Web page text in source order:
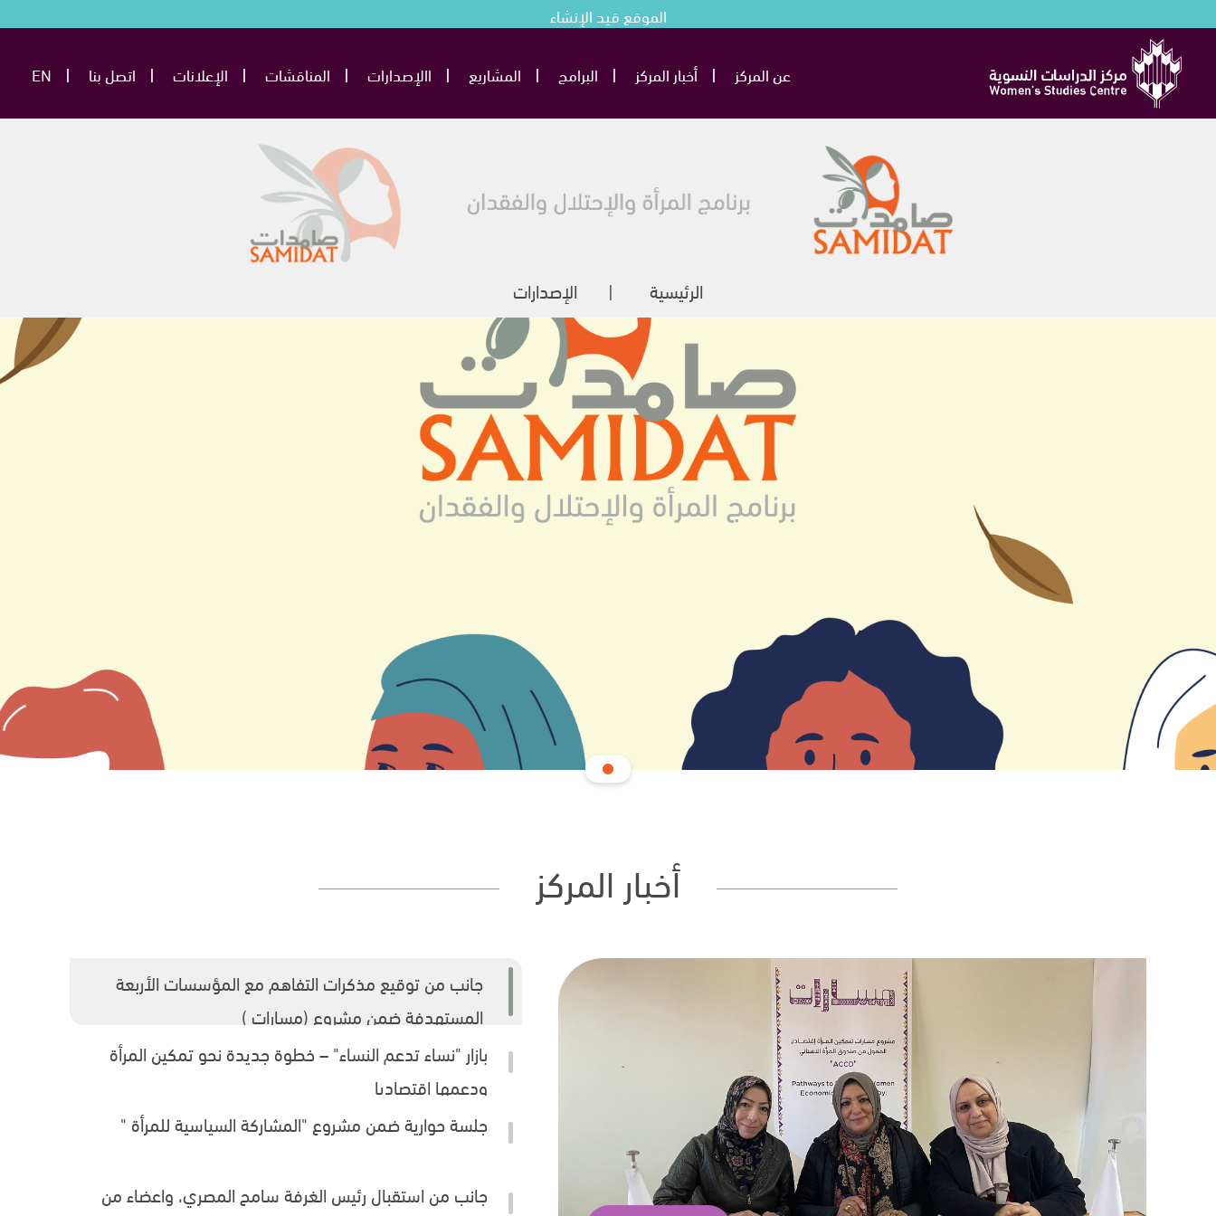
الموقع قيد الإنشاء
عن المركز
أخبار المركز البرامج المشاريع االإصدارات المناقشات الإعلانات اتصل بنا EN
الرئيسية الإصدارات
أخبار المركز
جانب من توقيع مذكرات التفاهم مع المؤسسات الأربعة
المستهدفة ضمن مشروع (مسارات )
بازار "نساء تدعم النساء" – خطوة جديدة نحو تمكين المرأة
ودعمها اقتصاديا
جلسة حوارية ضمن مشروع "المشاركة السياسية للمرأة "
جانب من استقبال رئيس الغرفة سامح المصري، واعضاء من